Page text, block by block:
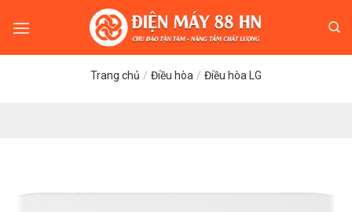
Trang chủ / Điều hòa / Điều hòa LG